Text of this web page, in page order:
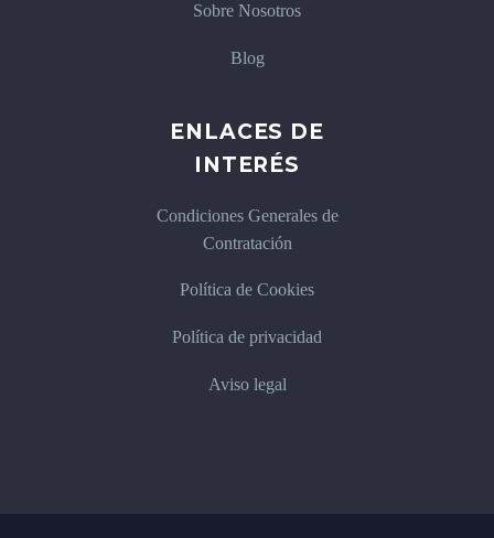
Sobre Nosotros
Blog
ENLACES DE
INTERÉS
Condiciones Generales de
Contratación
Política de Cookies
Política de privacidad
Aviso legal